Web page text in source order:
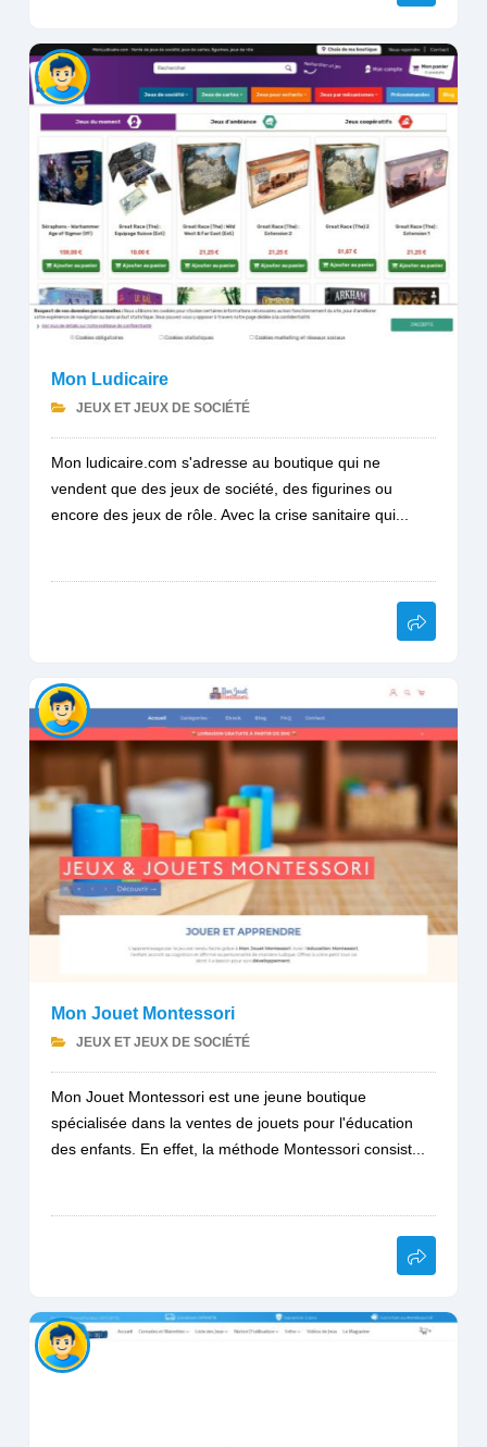
Mon Ludicaire
JEUX ET JEUX DE SOCIÉTÉ
Mon ludicaire.com s'adresse au boutique qui ne
vendent que des jeux de société, des figurines ou
encore des jeux de rôle. Avec la crise sanitaire qui...
Mon Jouet Montessori
JEUX ET JEUX DE SOCIÉTÉ
Mon Jouet Montessori est une jeune boutique
spécialisée dans la ventes de jouets pour l'éducation
des enfants. En effet, la méthode Montessori consist...